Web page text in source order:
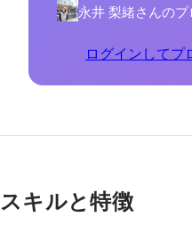
永井 梨緒さんの
ログインしてプ
スキルと特徴